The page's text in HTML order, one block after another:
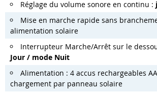
Réglage du volume sonore en continu :
Mise en marche rapide sans
alimentation solaire
Interrupteur Marche/Arrêt sur le
Jour / mode Nuit
Alimentation : 4 accus rechargeables
chargement par panneau solaire